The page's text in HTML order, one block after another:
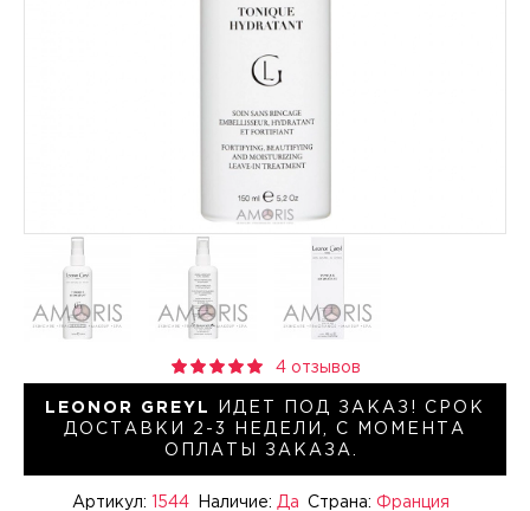
LEONOR GREYL
ИДЕТ ПОД ЗАКАЗ! СРОК
ДОСТАВКИ 2-3 НЕДЕЛИ, С МОМЕНТА
ОПЛАТЫ ЗАКАЗА.
Артикул: 1544 Наличие: Да Страна: Франция
4 отзывов